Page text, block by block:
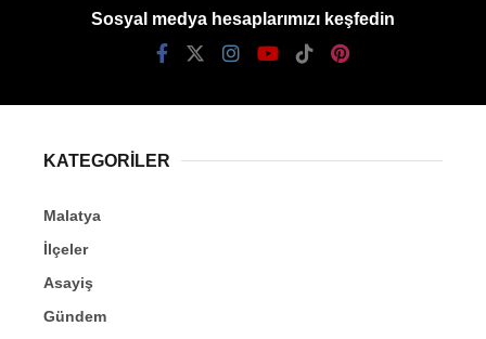
Sosyal medya hesaplarımızı keşfedin
KATEGORİLER
Malatya
İlçeler
Asayiş
Gündem